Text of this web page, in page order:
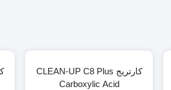
کارتریج CLEAN-UP C8 Plus
Carboxylic Acid